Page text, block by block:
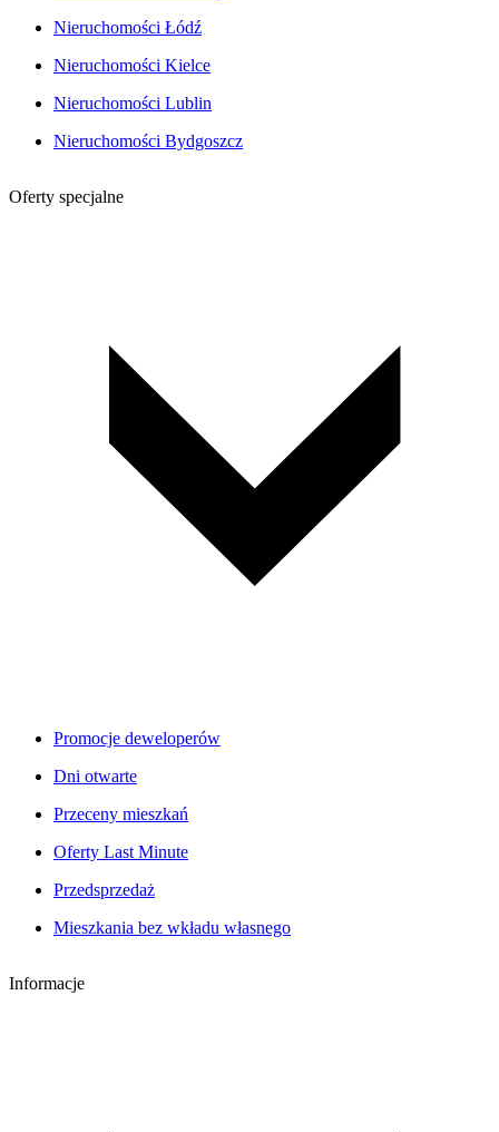
Nieruchomości Łódź
Nieruchomości Kielce
Nieruchomości Lublin
Nieruchomości Bydgoszcz
Oferty specjalne
Promocje deweloperów
Dni otwarte
Przeceny mieszkań
Oferty Last Minute
Przedsprzedaż
Mieszkania bez wkładu własnego
Informacje